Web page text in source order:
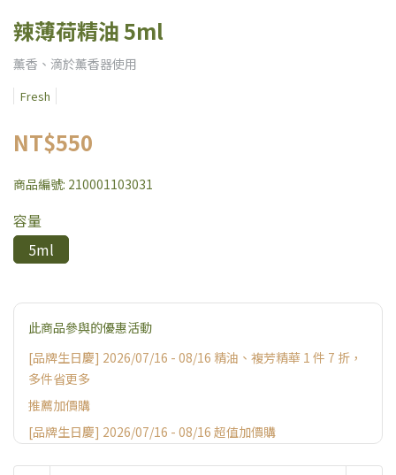
辣薄荷精油 5ml
薰香、滴於薰香器使用
Fresh
NT$550
商品編號: 210001103031
容量
5ml
此商品參與的優惠活動
[品牌生日慶] 2026/07/16 - 08/16 精油、複芳精華 1 件 7 折，
多件省更多
推薦加價購
[品牌生日慶] 2026/07/16 - 08/16 超值加價購